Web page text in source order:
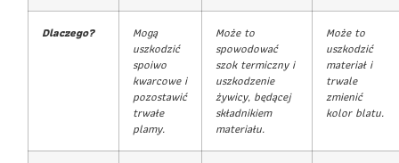
Dlaczego?
Mogą
uszkodzić
spoiwo
kwarcowe i
pozostawić
trwałe
plamy.
Może to
spowodować
szok termiczny i
uszkodzenie
żywicy, będącej
składnikiem
materiału.
Może to
uszkodzić
materiał i
trwale
zmienić
kolor blatu.